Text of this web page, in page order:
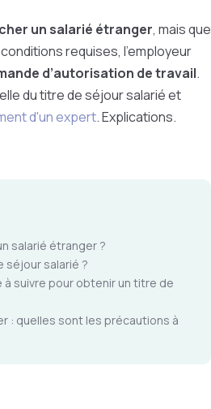
un salarié étranger, mais que
requises, l’employeur
d’autorisation de travail.
du titre de séjour salarié et
d'un expert. Explications.
salarié étranger ?
séjour salarié ?
à suivre pour obtenir un titre de
: quelles sont les précautions à